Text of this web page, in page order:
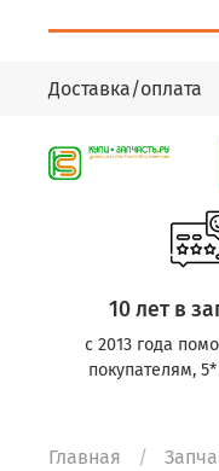
Доставка/оплата
10 лет в
с 2013 года
покупателям,
Главная